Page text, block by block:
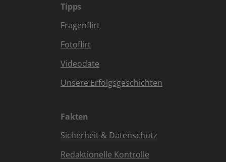
Tipps
Fragenflirt
Fotoflirt
Videodate
Unsere Erfolgsgeschichten
Fakten
Sicherheit & Datenschutz
Redaktionelle Kontrolle